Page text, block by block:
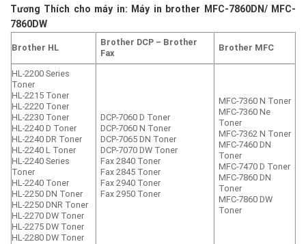
Tương Thích cho máy in: Máy in brother MFC-7860DN/ MFC-
7860DW
Brother HL
Brother DCP – Brother
Fax
Brother MFC
HL-2200 Series
Toner
HL-2215 Toner
HL-2220 Toner
HL-2230 Toner
HL-2240 D Toner
HL-2240 DR Toner
HL-2240 L Toner
HL-2240 Series
Toner
HL-2240 Toner
HL-2250 DN Toner
HL-2250 DNR Toner
HL-2270 DW Toner
HL-2275 DW Toner
HL-2280 DW Toner
DCP-7060 D Toner
DCP-7060 N Toner
DCP-7065 DN Toner
DCP-7070 DW Toner
Fax 2840 Toner
Fax 2845 Toner
Fax 2940 Toner
Fax 2950 Toner
MFC-7360 N Toner
MFC-7360 Ne
Toner
MFC-7362 N Toner
MFC-7460 DN
Toner
MFC-7470 D Toner
MFC-7860 DN
Toner
MFC-7860 DW
Toner